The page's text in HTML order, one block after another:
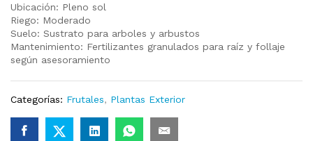
Ubicación: Pleno sol
Riego: Moderado
Suelo: Sustrato para arboles y arbustos
Mantenimiento: Fertilizantes granulados para raíz y follaje
según asesoramiento
Categorías: Frutales, Plantas Exterior